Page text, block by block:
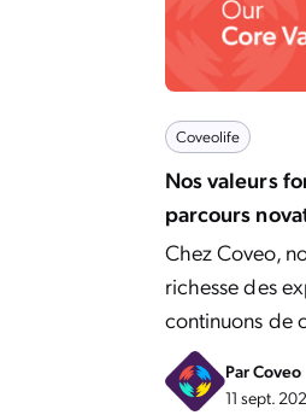
Coveolife
Nos valeurs
parcours
Chez Coveo,
richesse des
continuons de
ParCoveo
11 sept.